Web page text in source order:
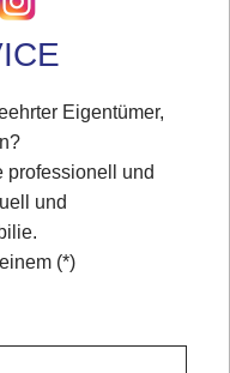
Eigentümer,
professionell und
und
(*)